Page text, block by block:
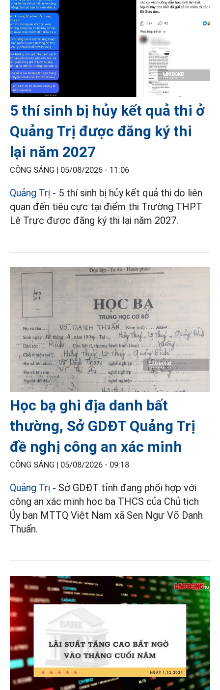
5 thí sinh bị hủy kết quả thi ở
Quảng Trị được đăng ký thi
lại năm 2027
CÔNG SÁNG | 05/08/2026 - 11:06
Quảng Trị - 5 thí sinh bị hủy kết quả thi do liên
quan đến tiêu cực tại điểm thi Trường THPT
Lê Trực được đăng ký thi lại năm 2027.
Học bạ ghi địa danh bất
thường, Sở GDĐT Quảng Trị
đề nghị công an xác minh
CÔNG SÁNG | 05/08/2026 - 09:18
Quảng Trị - Sở GDĐT tỉnh đang phối hợp với
công an xác minh học bạ THCS của Chủ tịch
Ủy ban MTTQ Việt Nam xã Sen Ngư Võ Danh
Thuấn.